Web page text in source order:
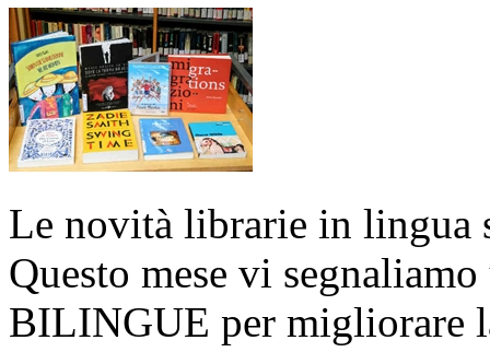
Le novità librarie in lingua
Questo mese vi
BILINGUE per migliorare